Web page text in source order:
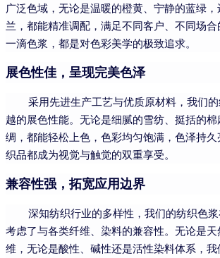
广泛色域，无论是温暖的橙黄、宁静的蓝绿
兰，都能精准调配，满足不同客户、不同场
一滴色浆，都是对色彩美学的极致追求。
展色性佳，呈现完美色泽
采用先进生产工艺与优质原材料，我们
越的展色性能。无论是细腻的雪纺、挺括的
绸，都能轻松上色，色彩均匀饱满，色泽持
织品都成为视觉与触觉的双重享受。
兼容性强，拓宽应用边界
深知纺织行业的多样性，我们的纺织色
考虑了与各类纤维、染料的兼容性。无论是
维，无论是酸性、碱性还是活性染料体系，